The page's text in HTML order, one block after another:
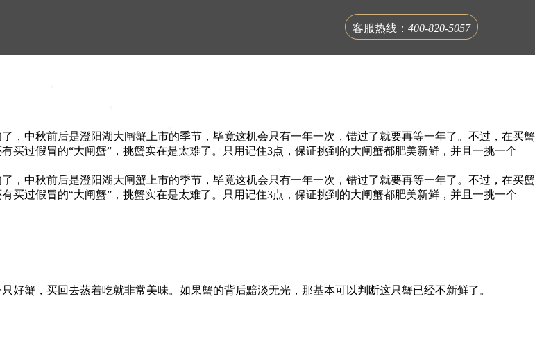
，中秋前后是澄阳湖大闸蟹上市的季节，毕竟这机会只有一年一次，错过了就要再等一年了。不过，在买蟹
过假冒的“大闸蟹”，挑蟹实在是太难了。只用记住3点，保证挑到的大闸蟹都肥美新鲜，并且一挑一个
，中秋前后是澄阳湖大闸蟹上市的季节，毕竟这机会只有一年一次，错过了就要再等一年了。不过，在买蟹
过假冒的“大闸蟹”，挑蟹实在是太难了。只用记住3点，保证挑到的大闸蟹都肥美新鲜，并且一挑一个
蟹，买回去蒸着吃就非常美味。如果蟹的背后黯淡无光，那基本可以判断这只蟹已经不新鲜了。
大闸蟹资讯
甄选年货
联系蟹公馆
客服热线： 400-820-5057